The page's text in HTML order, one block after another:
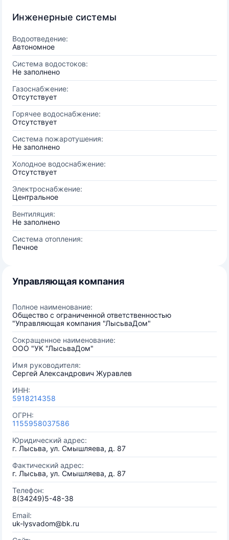
Инженерные системы
Водоотведение:
Автономное
Система водостоков:
Не заполнено
Газоснабжение:
Отсутствует
Горячее водоснабжение:
Отсутствует
Система пожаротушения:
Не заполнено
Холодное водоснабжение:
Отсутствует
Электроснабжение:
Центральное
Вентиляция:
Не заполнено
Система отопления:
Печное
Управляющая компания
Полное наименование:
Общество с ограниченной ответственностью
"Управляющая компания "ЛысьваДом"
Сокращенное наименование:
ООО "УК "ЛысьваДом"
Имя руководителя:
Сергей Александрович Журавлев
ИНН:
5918214358
ОГРН:
1155958037586
Юридический адрес:
г. Лысьва, ул. Смышляева, д. 87
Фактический адрес:
г. Лысьва, ул. Смышляева, д. 87
Телефон:
8(34249)5-48-38
Email:
uk-lysvadom@bk.ru